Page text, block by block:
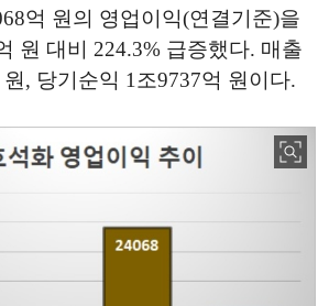
억 원의 영업이익(연결기준)을
원 대비 224.3% 급증했다. 매출
, 당기순익 1조9737억 원이다.